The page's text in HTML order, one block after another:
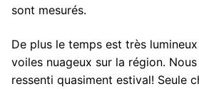
sont mesurés.
De plus le temps est très
voiles nuageux sur la région.
ressenti quasiment estival! Seule